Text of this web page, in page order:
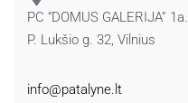
PC “DOMUS GALERIJA” 1a.
P. Lukšio g. 32, Vilnius
info@patalyne.lt